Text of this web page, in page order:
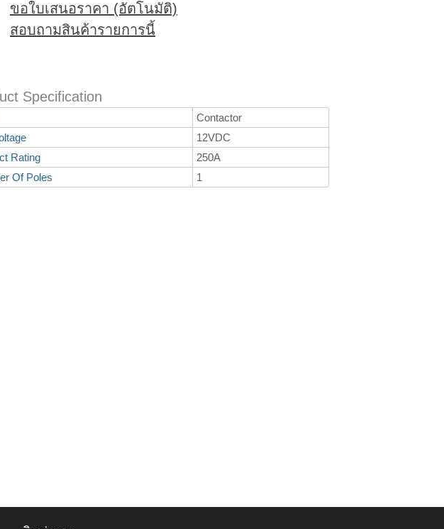
ขอใบเสนอราคา (อัตโนมัติ)
สอบถามสินค้ารายการนี้
Specification
Contactor
12VDC
Rating
250A
Of Poles
1